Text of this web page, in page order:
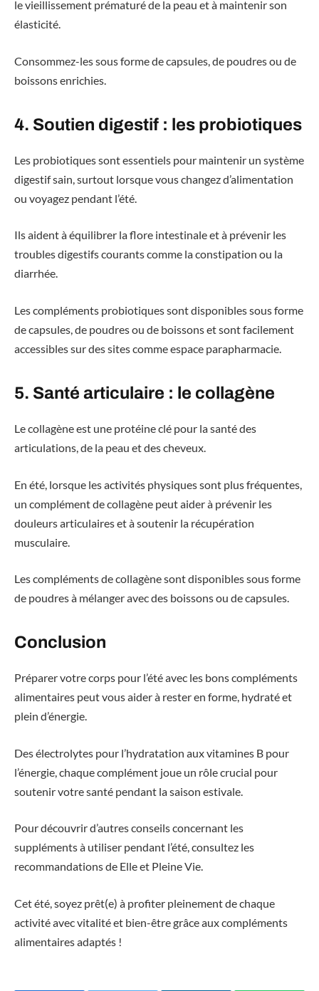
le vieillissement prématuré de la peau et à maintenir son
élasticité.
Consommez-les sous forme de capsules, de poudres ou de
boissons enrichies.
4. Soutien digestif : les probiotiques
Les probiotiques sont essentiels pour maintenir un système
digestif sain, surtout lorsque vous changez d’alimentation
ou voyagez pendant l’été.
Ils aident à équilibrer la flore intestinale et à prévenir les
troubles digestifs courants comme la constipation ou la
diarrhée.
Les compléments probiotiques sont disponibles sous forme
de capsules, de poudres ou de boissons et sont facilement
accessibles sur des sites comme espace parapharmacie.
5. Santé articulaire : le collagène
Le collagène est une protéine clé pour la santé des
articulations, de la peau et des cheveux.
En été, lorsque les activités physiques sont plus fréquentes,
un complément de collagène peut aider à prévenir les
douleurs articulaires et à soutenir la récupération
musculaire.
Les compléments de collagène sont disponibles sous forme
de poudres à mélanger avec des boissons ou de capsules.
Conclusion
Préparer votre corps pour l’été avec les bons compléments
alimentaires peut vous aider à rester en forme, hydraté et
plein d’énergie.
Des électrolytes pour l’hydratation aux vitamines B pour
l’énergie, chaque complément joue un rôle crucial pour
soutenir votre santé pendant la saison estivale.
Pour découvrir d’autres conseils concernant les
suppléments à utiliser pendant l’été, consultez les
recommandations de Elle et Pleine Vie.
Cet été, soyez prêt(e) à profiter pleinement de chaque
activité avec vitalité et bien-être grâce aux compléments
alimentaires adaptés !